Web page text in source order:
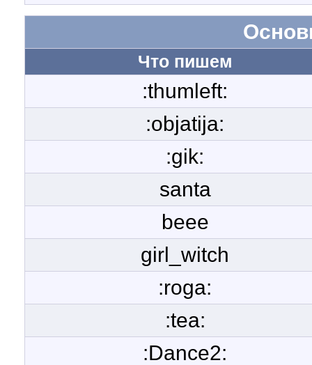
Что пишем
:thumleft:
:objatija:
:gik:
santa
beee
girl_witch
:roga:
:tea:
:Dance2: